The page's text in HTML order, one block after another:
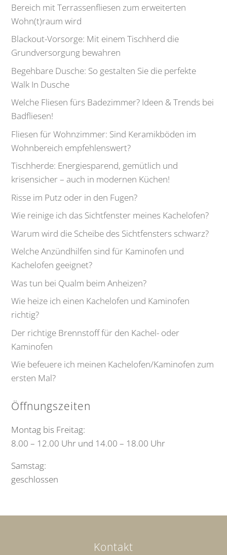
Bereich mit Terrassenfliesen zum erweiterten
Wohn(t)raum wird
Blackout-Vorsorge: Mit einem Tischherd die
Grundversorgung bewahren
Begehbare Dusche: So gestalten Sie die perfekte
Walk In Dusche
Welche Fliesen fürs Badezimmer? Ideen & Trends bei
Badfliesen!
Fliesen für Wohnzimmer: Sind Keramikböden im
Wohnbereich empfehlenswert?
Tischherde: Energiesparend, gemütlich und
krisensicher – auch in modernen Küchen!
Risse im Putz oder in den Fugen?
Wie reinige ich das Sichtfenster meines Kachelofen?
Warum wird die Scheibe des Sichtfensters schwarz?
Welche Anzündhilfen sind für Kaminofen und
Kachelofen geeignet?
Was tun bei Qualm beim Anheizen?
Wie heize ich einen Kachelofen und Kaminofen
richtig?
Der richtige Brennstoff für den Kachel- oder
Kaminofen
Wie befeuere ich meinen Kachelofen/Kaminofen zum
ersten Mal?
Öffnungszeiten
Montag bis Freitag:
8.00 – 12.00 Uhr und 14.00 – 18.00 Uhr
Samstag:
geschlossen
Kontakt